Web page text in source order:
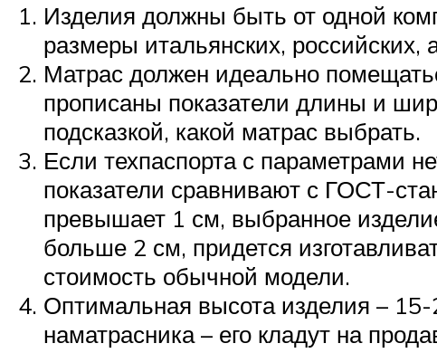
Изделия должны быть от одной
размеры итальянских, российских,
Матрас должен идеально
прописаны показатели длины и
подсказкой, какой матрас выбрать.
Если техпаспорта с параметрами
показатели сравнивают с ГОСТ-
превышает 1 см, выбранное
больше 2 см, придется
стоимость обычной модели.
Оптимальная высота изделия – 15-
наматрасника – его кладут на